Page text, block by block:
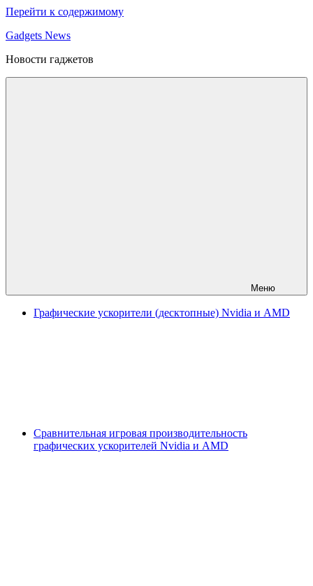
Перейти к содержимому
Gadgets News
Новости гаджетов
Меню
Графические ускорители (десктопные) Nvidia и AMD
Сравнительная игровая производительность
графических ускорителей Nvidia и AMD